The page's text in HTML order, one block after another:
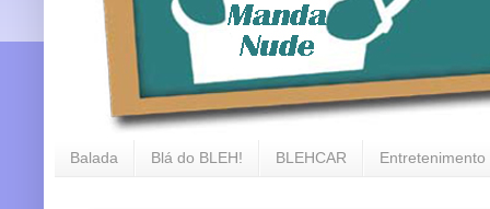
Balada Blá do BLEH! BLEHCAR Entretenimento